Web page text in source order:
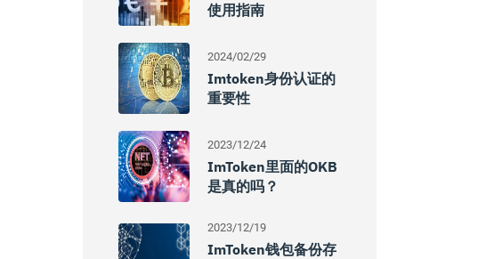
使用指南
2024/02/29
Imtoken身份认证的
重要性
2023/12/24
ImToken里面的OKB
是真的吗？
2023/12/19
ImToken钱包备份存